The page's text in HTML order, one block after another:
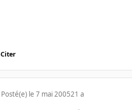
Citer
Posté(e) le 7 mai 200521 a